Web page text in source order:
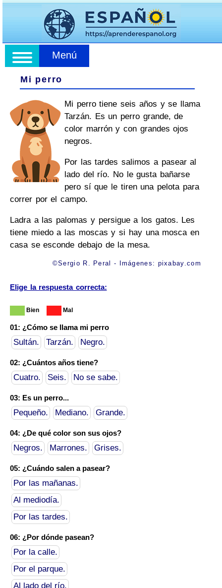
Menú
Mi perro
Mi perro tiene seis años y se llama
Tarzán. Es un perro grande, de
color marrón y con grandes ojos
negros.
Por las tardes salimos a pasear al
lado del río. No le gusta bañarse
pero sí que le tiren una pelota para
correr por el campo.
Ladra a las palomas y persigue a los gatos. Les
tiene miedo a las moscas y si hay una mosca en
casa se esconde debajo de la mesa.
©Sergio R. Peral - Imágenes: pixabay.com
Elige la respuesta correcta:
Bien Mal
01: ¿Cómo se llama mi perro
Sultán. Tarzán. Negro.
02: ¿Cuántos años tiene?
Cuatro. Seis. No se sabe.
03: Es un perro...
Pequeño. Mediano. Grande.
04: ¿De qué color son sus ojos?
Negros. Marrones. Grises.
05: ¿Cuándo salen a pasear?
Por las mañanas.
Al mediodía.
Por las tardes.
06: ¿Por dónde pasean?
Por la calle.
Por el parque.
Al lado del río.